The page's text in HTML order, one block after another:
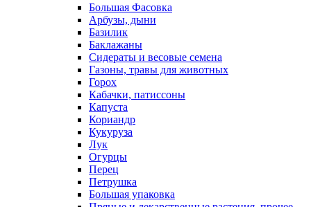
Большая Фасовка
Арбузы, дыни
Базилик
Баклажаны
Сидераты и весовые семена
Газоны, травы для животных
Горох
Кабачки, патиссоны
Капуста
Кориандр
Кукуруза
Лук
Огурцы
Перец
Петрушка
Большая упаковка